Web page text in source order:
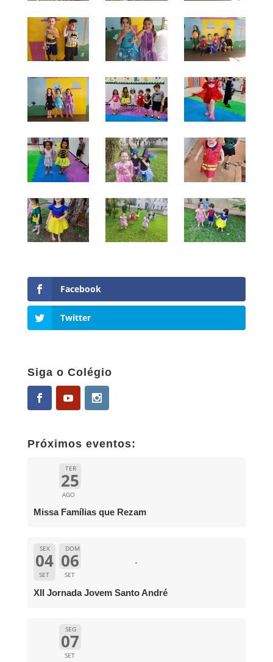
Facebook
Twitter
Siga o Colégio
Próximos eventos:
TER
25
AGO
Missa Famílias que Rezam
SEX
04
SET
DOM
06
SET
XII Jornada Jovem Santo André
SEG
07
SET